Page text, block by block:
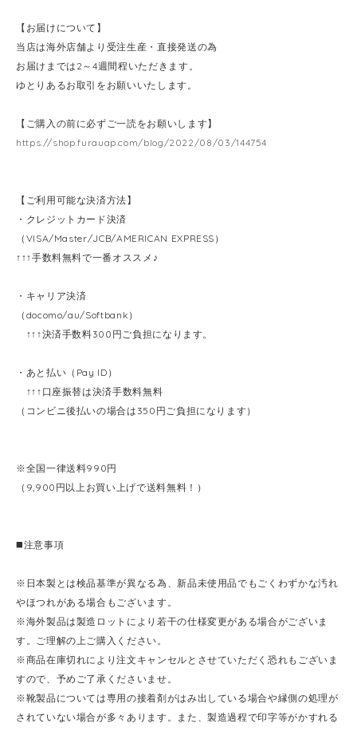
【お届けについて】
当店は海外店舗より受注生産・直接発送の為
お届けまでは2～4週間程いただきます。
ゆとりあるお取引をお願いいたします。
【ご購入の前に必ずご一読をお願いします】
https://shop.furauap.com/blog/2022/08/03/144754
【ご利用可能な決済方法】
・クレジットカード決済
（VISA/Master/JCB/AMERICAN EXPRESS）
↑↑↑手数料無料で一番オススメ♪
・キャリア決済
（docomo/au/Softbank）
↑↑↑決済手数料300円ご負担になります。
・あと払い（Pay ID）
↑↑↑口座振替は決済手数料無料
（コンビニ後払いの場合は350円ご負担になります）
※全国一律送料990円
（9,900円以上お買い上げで送料無料！）
◼️注意事項
※日本製とは検品基準が異なる為、新品未使用品でもごくわずかな汚れ
やほつれがある場合もございます。
※海外製品は製造ロットにより若干の仕様変更がある場合がございま
す。ご理解の上ご購入ください。
※商品在庫切れにより注文キャンセルとさせていただく恐れもございま
すので、予めご了承くださいませ。
※靴製品については専用の接着剤がはみ出している場合や縁側の処理が
されていない場合が多々あります。また、製造過程で印字等がかすれる